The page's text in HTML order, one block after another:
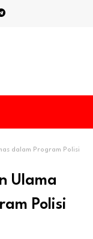
dalam Program Polisi
Ulama
Polisi